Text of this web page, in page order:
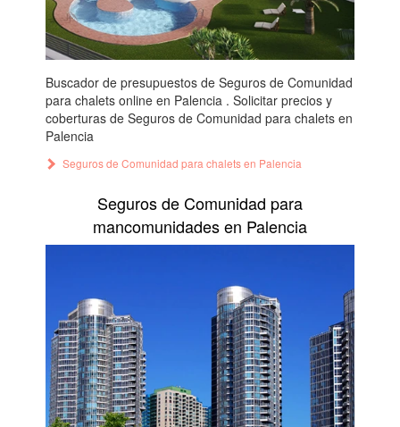
Buscador de presupuestos de Seguros de Comunidad
para chalets online en Palencia . Solicitar precios y
coberturas de Seguros de Comunidad para chalets en
Palencia
Seguros de Comunidad para chalets en Palencia
Seguros de Comunidad para
mancomunidades en Palencia